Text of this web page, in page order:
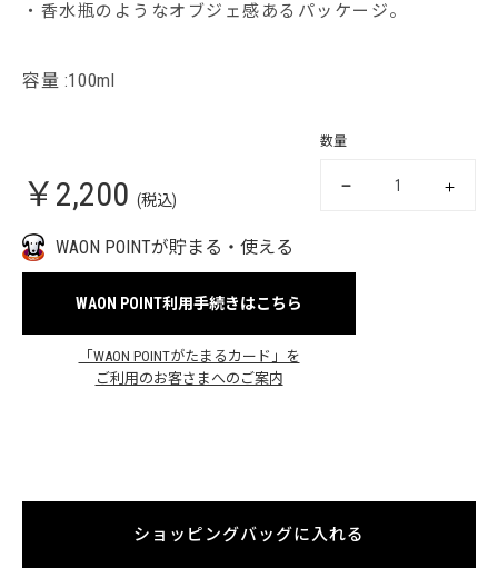
・香水瓶のようなオブジェ感あるパッケージ。
容量 :100ml
￥2,200 (税込)
数量
WAON POINTが貯まる・使える
WAON POINT利用手続きはこちら
「WAON POINTがたまるカード」を
ご利用のお客さまへのご案内
ショッピングバッグに入れる